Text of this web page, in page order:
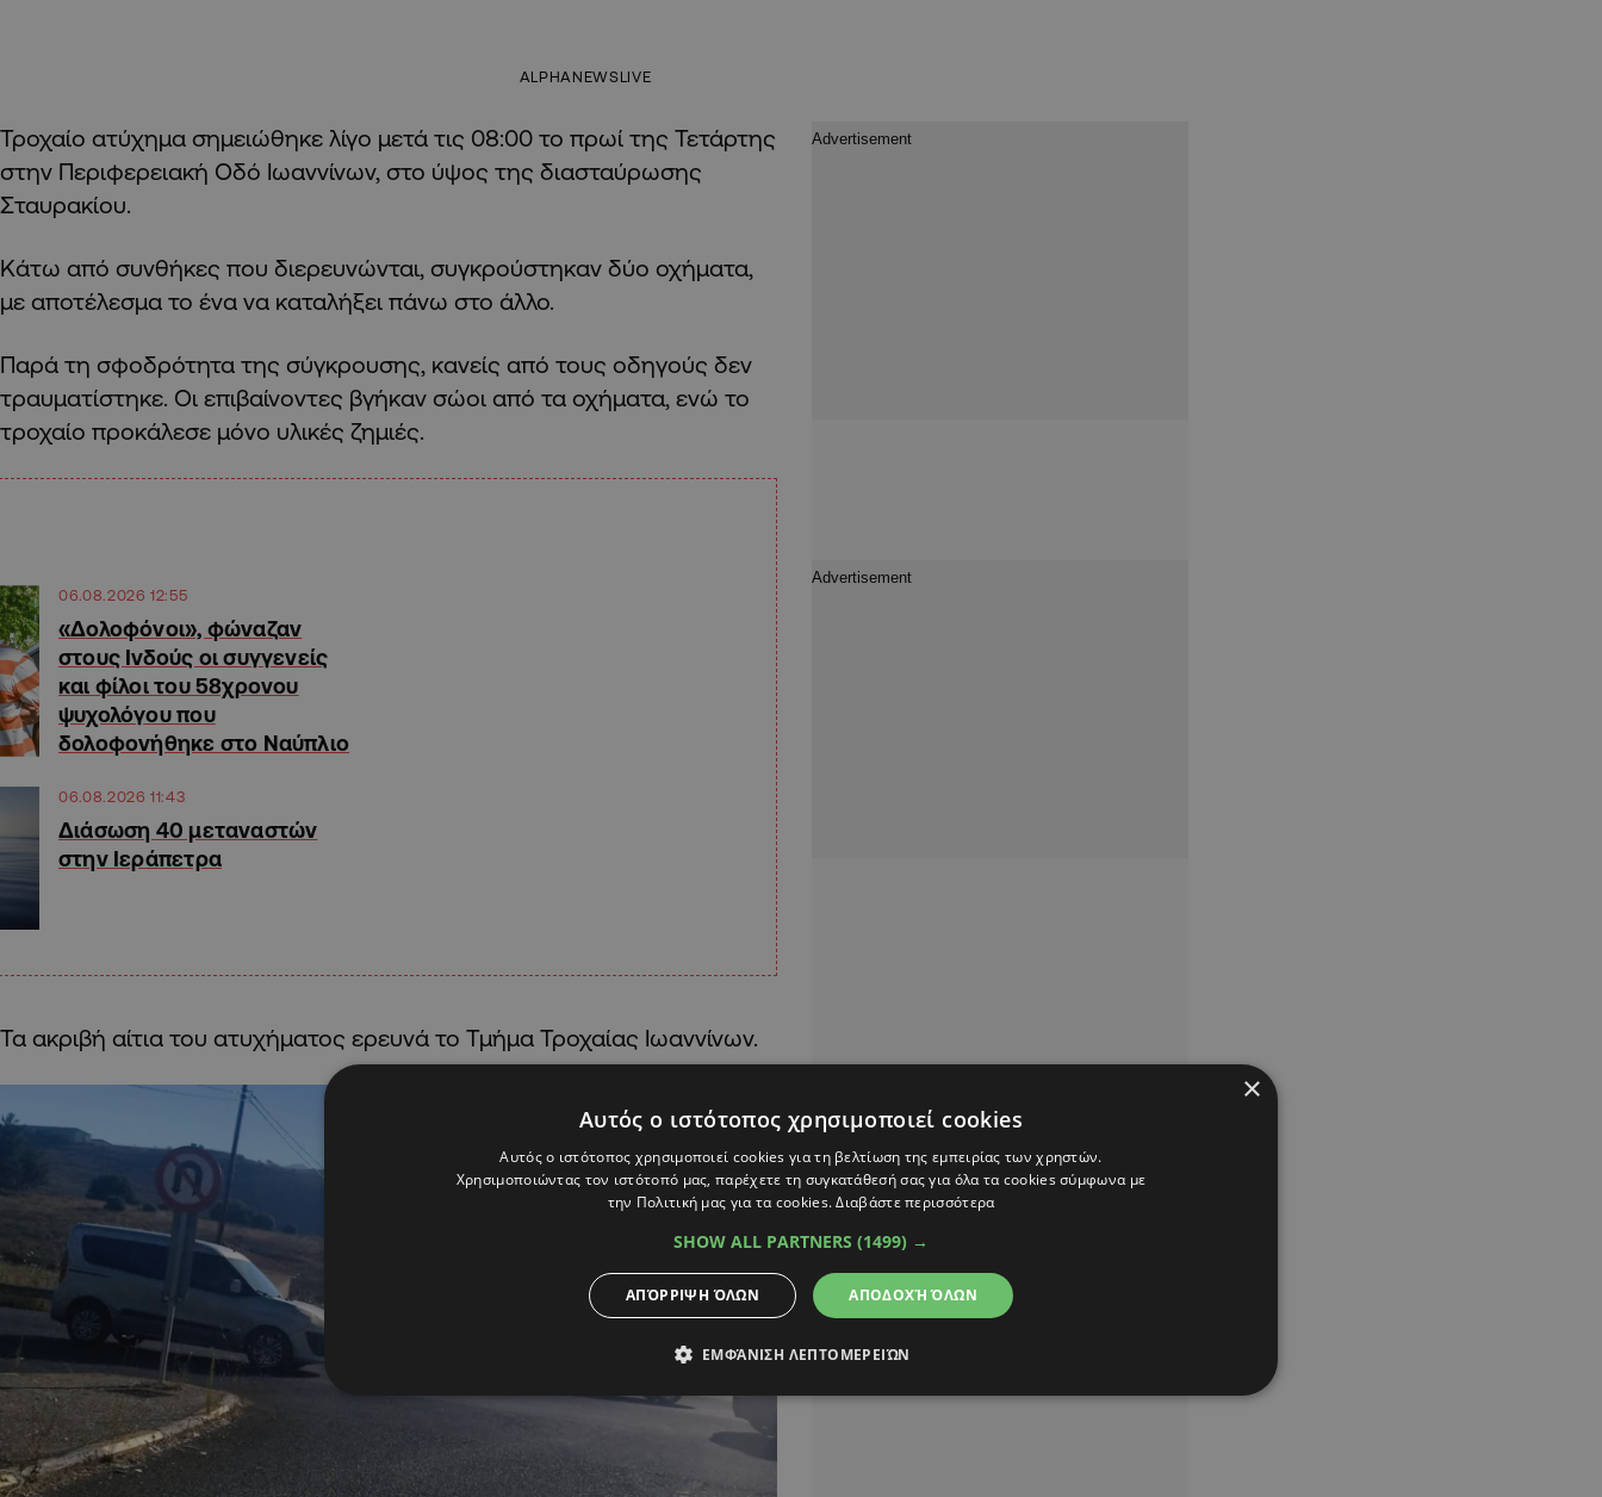
ALPHANEWSLIVE
Τροχαίο ατύχημα σημειώθηκε λίγο μετά τις 08:00 το πρωί της Τετάρτης
στην Περιφερειακή Οδό Ιωαννίνων, στο ύψος της διασταύρωσης
Σταυρακίου.
Κάτω από συνθήκες που διερευνώνται, συγκρούστηκαν δύο οχήματα,
με αποτέλεσμα το ένα να καταλήξει πάνω στο άλλο.
Παρά τη σφοδρότητα της σύγκρουσης, κανείς από τους οδηγούς δεν
τραυματίστηκε. Οι επιβαίνοντες βγήκαν σώοι από τα οχήματα, ενώ το
τροχαίο προκάλεσε μόνο υλικές ζημιές.
06.08.2026 12:55
«Δολοφόνοι», φώναζαν
στους Ινδούς οι συγγενείς
και φίλοι του 58χρονου
ψυχολόγου που
δολοφονήθηκε στο Ναύπλιο
06.08.2026 11:43
Διάσωση 40 μεταναστών
στην Ιεράπετρα
Τα ακριβή αίτια του ατυχήματος ερευνά το Τμήμα Τροχαίας Ιωαννίνων.
×
Αυτός ο ιστότοπος χρησιμοποιεί cookies
Αυτός ο ιστότοπος χρησιμοποιεί cookies για τη βελτίωση της εμπειρίας των χρηστών.
Χρησιμοποιώντας τον ιστότοπό μας, παρέχετε τη συγκατάθεσή σας για όλα τα cookies σύμφωνα με
την Πολιτική μας για τα cookies.Διαβάστε περισσότερα
SHOW ALL PARTNERS (1499) →
ΑΠΟΔΟΧΉ ΌΛΩΝ
ΑΠΌΡΡΙΨΗ ΌΛΩΝ
ΕΜΦΆΝΙΣΗ ΛΕΠΤΟΜΕΡΕΙΏΝ